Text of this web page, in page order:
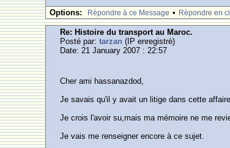
Options: Rèpondre à ce Message • Rèpondre en
Re: Histoire du transport au Maroc.
Posté par:tarzan (IP enregistrè)
Date: 21 January 2007 : 22:57
Cher ami hassanazdod,
Je savais qu'il y avait un litige dans cette
Je crois l'avoir su,mais ma mémoire ne me
Je vais me renseigner encore à ce sujet.